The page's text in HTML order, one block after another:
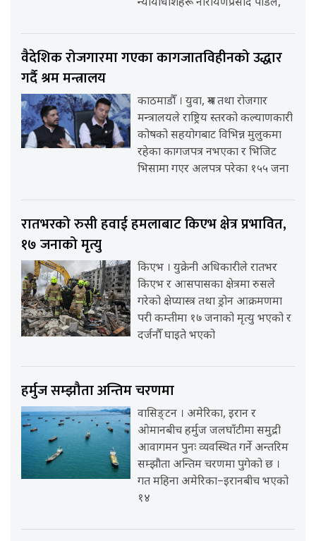
न्यायाधीशहरू नारायणप्रसाद पौडेल,
वैदेशिक रोजगारमा गएका कागजातविहीनको उद्धार
गर्दै श्रम मन्त्रालय
काठमाडौँ । युवा, श्रम तथा रोजगार
मन्त्रालयले राष्ट्रिय स्तरको कल्याणकारी
कोषको सहयोगबाट विभिन्न मुलुकमा
रहेका कागजपत्र नभएका र भिजिट
भिसामा गएर अलपत्र परेका १५५ जना
रातभरको रुसी हवाई हमलाबाट किएभ क्षेत्र प्रभावित,
१७ जनाको मृत्यु
किएभ । युक्रेनी अधिकारीले रातभर
किएभ र आसपासका क्षेत्रमा रुसले
गरेको क्षेप्यास्त्र तथा ड्रोन आक्रमणमा
परी कम्तीमा १७ जनाको मृत्यु भएको र
दर्जनौँ घाइते भएको
हर्मुज सम्झौता अन्तिम चरणमा
वासिङ्टन । अमेरिका, इरान र
ओमानबीच हर्मुज जलघाँटीमा समुद्री
आवागमन पुनः व्यवस्थित गर्ने अन्तरिम
सम्झौता अन्तिम चरणमा पुगेको छ ।
गत महिना अमेरिका–इरानबीच भएको
१४